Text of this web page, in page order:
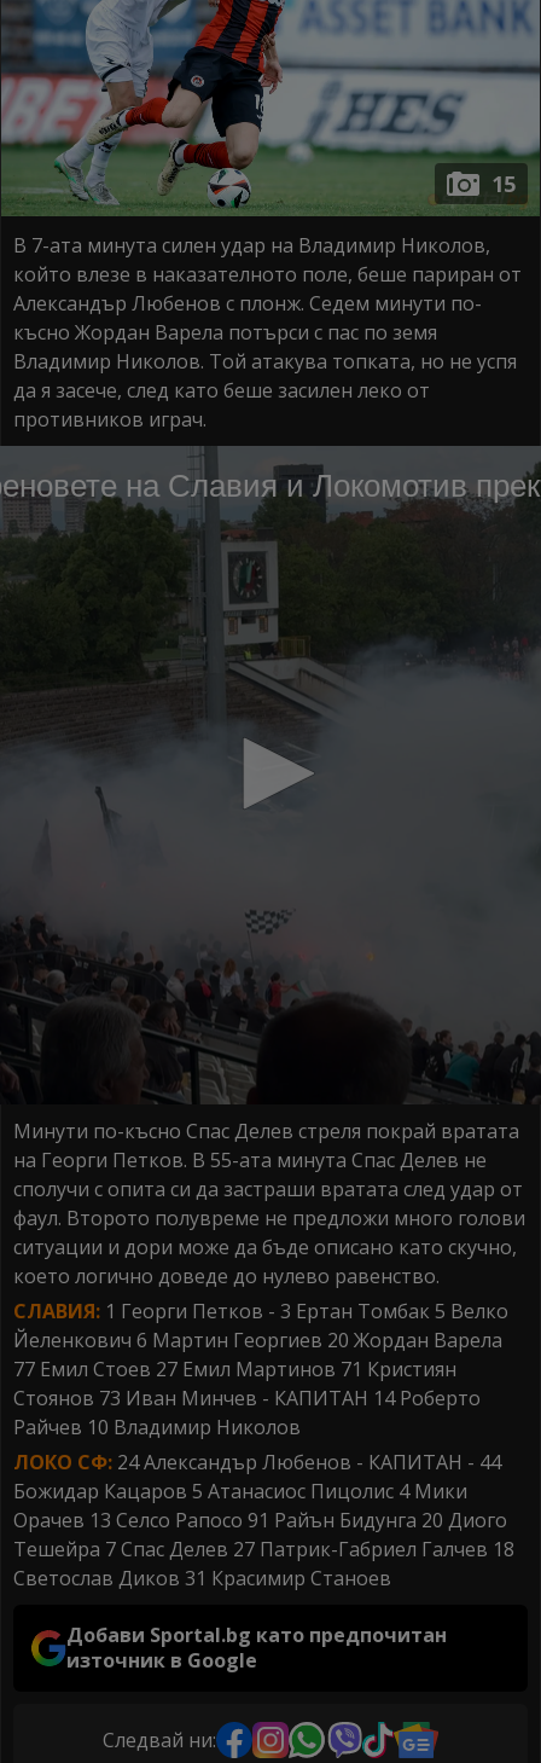
15
В 7-ата минута силен удар на Владимир Николов,
който влезе в наказателното поле, беше париран от
Александър Любенов с плонж. Седем минути по-
късно Жордан Варела потърси с пас по земя
Владимир Николов. Той атакува топката, но не успя
да я засече, след като беше засилен леко от
противников играч.
Минути по-късно Спас Делев стреля покрай вратата
на Георги Петков. В 55-ата минута Спас Делев не
сполучи с опита си да застраши вратата след удар от
фаул. Второто полувреме не предложи много голови
ситуации и дори може да бъде описано като скучно,
което логично доведе до нулево равенство.
СЛАВИЯ: 1 Георги Петков - 3 Ертан Томбак 5 Велко
Йеленкович 6 Мартин Георгиев 20 Жордан Варела
77 Емил Стоев 27 Емил Мартинов 71 Кристиян
Стоянов 73 Иван Минчев - КАПИТАН 14 Роберто
Райчев 10 Владимир Николов
ЛОКО СФ: 24 Александър Любенов - КАПИТАН - 44
Божидар Кацаров 5 Атанасиос Пицолис 4 Мики
Орачев 13 Селсо Рапосо 91 Райън Бидунга 20 Диого
Тешейра 7 Спас Делев 27 Патрик-Габриел Галчев 18
Светослав Диков 31 Красимир Станоев
Добави Sportal.bg като предпочитан
източник в Google
Следвай ни: